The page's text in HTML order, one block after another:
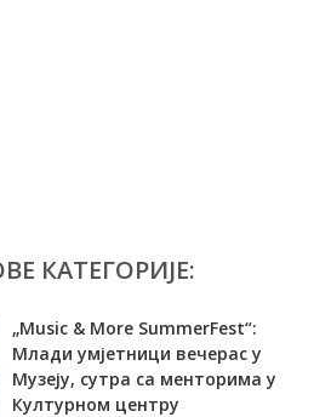
КАТЕГОРИЈЕ:
„Music & More SummerFest“:
Млади умјетници вечерас у
Музеју, сутра са менторима у
Културном центру